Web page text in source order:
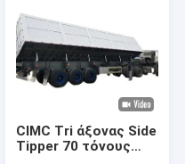
CIMC Tri άξονας Side
Tipper 70 τόνους